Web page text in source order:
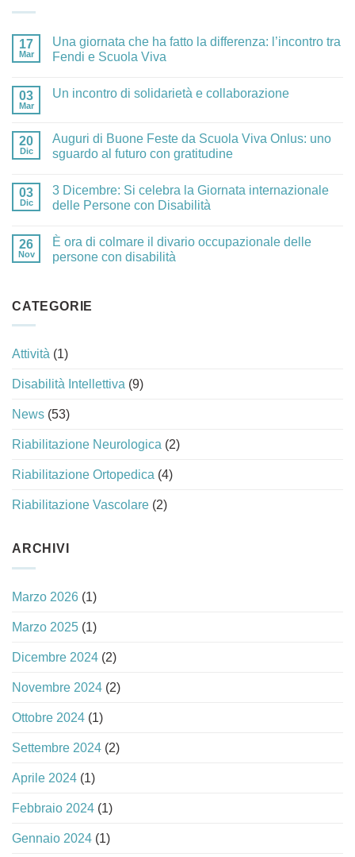
17
Mar
Una giornata che ha fatto la differenza: l’incontro tra
Fendi e Scuola Viva
03
Mar
Un incontro di solidarietà e collaborazione
20
Dic
Auguri di Buone Feste da Scuola Viva Onlus: uno
sguardo al futuro con gratitudine
03
Dic
3 Dicembre: Si celebra la Giornata internazionale
delle Persone con Disabilità
26
Nov
È ora di colmare il divario occupazionale delle
persone con disabilità
CATEGORIE
Attività (1)
Disabilità Intellettiva (9)
News (53)
Riabilitazione Neurologica (2)
Riabilitazione Ortopedica (4)
Riabilitazione Vascolare (2)
ARCHIVI
Marzo 2026 (1)
Marzo 2025 (1)
Dicembre 2024 (2)
Novembre 2024 (2)
Ottobre 2024 (1)
Settembre 2024 (2)
Aprile 2024 (1)
Febbraio 2024 (1)
Gennaio 2024 (1)